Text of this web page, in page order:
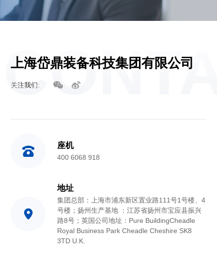
上海岱鼎装备科技集团有限公司
关注我们:
座机
400 6068 918
地址
集团总部：上海市浦东新区置业路111号1号楼、4
号楼；扬州生产基地 ：江苏省扬州市宝应县振兴
路8号；英国公司地址：Pure BuildingCheadle
Royal Business Park Cheadle Cheshire SK8
3TD U.K.